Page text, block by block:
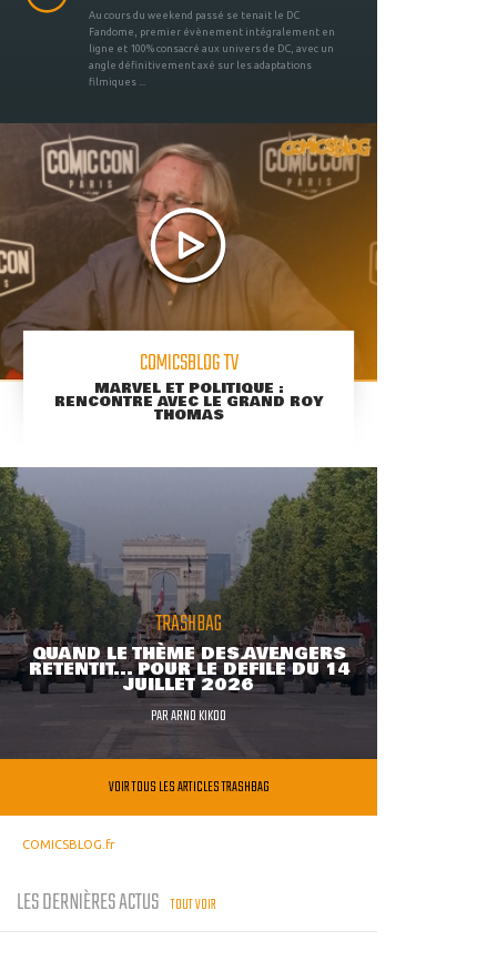
Au cours du weekend passé se tenait le DC
Fandome, premier évènement intégralement en
ligne et 100% consacré aux univers de DC, avec un
angle définitivement axé sur les adaptations
filmiques ...
COMICSBLOG TV
MARVEL ET POLITIQUE :
RENCONTRE AVEC LE GRAND ROY
THOMAS
TRASHBAG
QUAND LE THÈME DES AVENGERS
RETENTIT... POUR LE DÉFILÉ DU 14
JUILLET 2026
PARARNO KIKOO
VOIR TOUS LES ARTICLES TRASHBAG
COMICSBLOG.fr
LES DERNIÈRES ACTUS TOUT VOIR